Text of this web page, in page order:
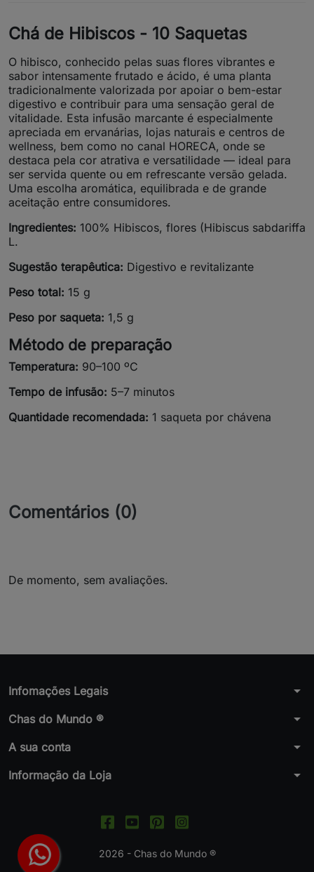
Chá de Hibiscos - 10 Saquetas
O hibisco, conhecido pelas suas flores vibrantes e
sabor intensamente frutado e ácido, é uma planta
tradicionalmente valorizada por apoiar o bem-estar
digestivo e contribuir para uma sensação geral de
vitalidade. Esta infusão marcante é especialmente
apreciada em ervanárias, lojas naturais e centros de
wellness, bem como no canal HORECA, onde se
destaca pela cor atrativa e versatilidade — ideal para
ser servida quente ou em refrescante versão gelada.
Uma escolha aromática, equilibrada e de grande
aceitação entre consumidores.
Ingredientes: 100% Hibiscos, flores (Hibiscus sabdariffa
L.
Sugestão terapêutica: Digestivo e revitalizante
Peso total: 15 g
Peso por saqueta: 1,5 g
Método de preparação
Temperatura: 90–100 ºC
Tempo de infusão: 5–7 minutos
Quantidade recomendada: 1 saqueta por chávena
Comentários (0)
De momento, sem avaliações.
Infomações Legais arrow_drop_down
Chas do Mundo ® arrow_drop_down
A sua conta arrow_drop_down
Informação da Loja arrow_drop_down
2026 - Chas do Mundo ®